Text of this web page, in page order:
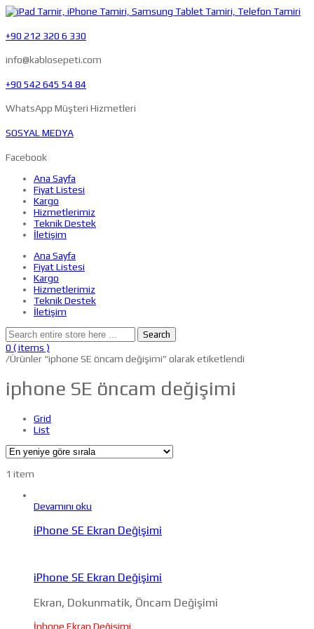
+90 212 320 6 330
info@kablosepeti.com
+90 542 645 54 84
WhatsApp Müşteri Hizmetleri
SOSYAL MEDYA
Facebook
Ana Sayfa
Fiyat Listesi
Kargo
Hizmetlerimiz
Teknik Destek
İletişim
Ana Sayfa
Fiyat Listesi
Kargo
Hizmetlerimiz
Teknik Destek
İletişim
Search
0 ( items )
/Ürünler “iphone SE öncam değişimi” olarak etiketlendi
iphone SE öncam değişimi
Grid
List
1 item
Devamını oku
iPhone SE Ekran Değişimi
iPhone SE Ekran Değişimi
Ekran, Dokunmatik, Öncam Değişimi
İphone Ekran Değişimi,